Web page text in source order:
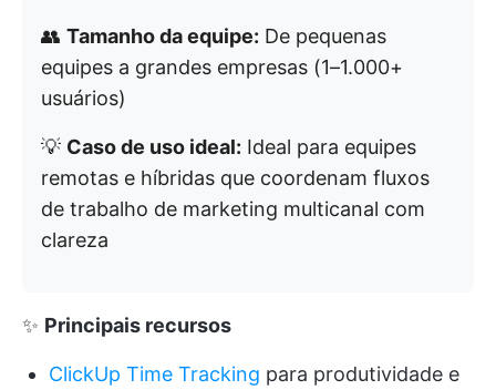
👥 Tamanho da equipe: De pequenas
equipes a grandes empresas (1–1.000+
usuários)
💡 Caso de uso ideal: Ideal para equipes
remotas e híbridas que coordenam fluxos
de trabalho de marketing multicanal com
clareza
✨ Principais recursos
ClickUp Time Tracking para produtividade e